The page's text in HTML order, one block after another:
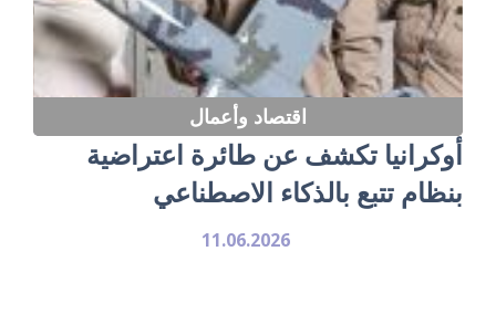
اقتصاد وأعمال
أوكرانيا تكشف عن طائرة اعتراضية
بنظام تتبع بالذكاء الاصطناعي
11.06.2026